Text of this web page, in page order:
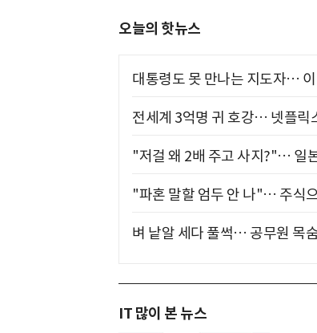
오늘의 핫뉴스
대통령도 못 만나는 지도자…
전세계 3억명 귀 호강… 넷플릭
"저걸 왜 2배 주고 사지?"… 일
"파혼 말할 엄두 안 나"… 주식
벼 낱알 세다 풀썩… 공무원 목
IT 많이 본 뉴스